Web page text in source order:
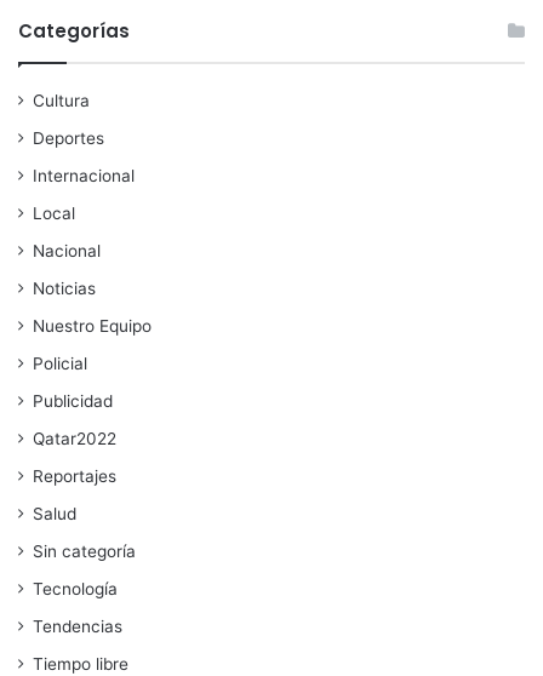
Categorías
Cultura
Deportes
Internacional
Local
Nacional
Noticias
Nuestro Equipo
Policial
Publicidad
Qatar2022
Reportajes
Salud
Sin categoría
Tecnología
Tendencias
Tiempo libre